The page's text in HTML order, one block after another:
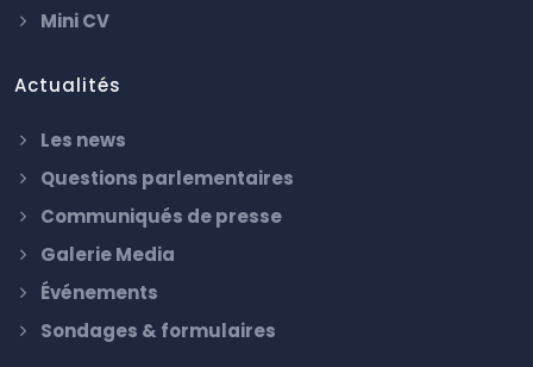
Mini CV
Actualités
Les news
Questions parlementaires
Communiqués de presse
Galerie Media
Événements
Sondages & formulaires